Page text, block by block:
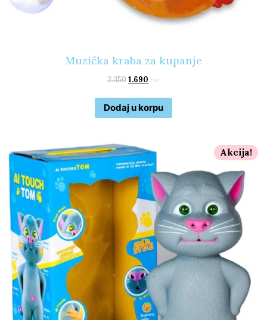
Muzička kraba za kupanje
2.3501.690 rsd
Dodaj u korpu
Akcija!